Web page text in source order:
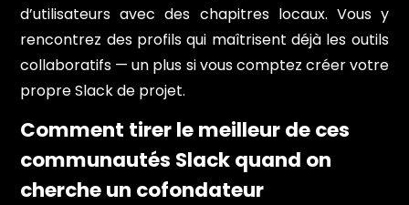
d’utilisateurs avec des chapitres locaux. Vous y
rencontrez des profils qui maîtrisent déjà les outils
collaboratifs — un plus si vous comptez créer votre
propre Slack de projet.
Comment tirer le meilleur de ces
communautés Slack quand on
cherche un cofondateur